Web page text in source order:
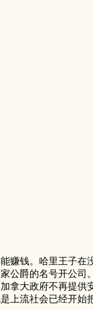
钱。哈里王子在
爵的名号开公司
拿大政府不再提供
上流社会已经开始